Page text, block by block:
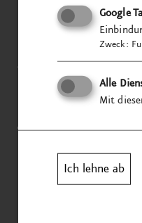
VISUELL
Studio für
Tübinger
70178
Google
Zweck:
Alle
Mit
Ich lehne ab